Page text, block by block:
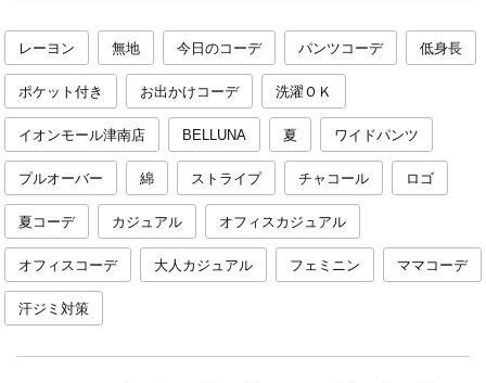
レーヨン 無地 今日のコーデ パンツコーデ 低身長
ポケット付き お出かけコーデ 洗濯ＯＫ
イオンモール津南店 BELLUNA 夏 ワイドパンツ
プルオーバー 綿 ストライプ チャコール ロゴ
夏コーデ カジュアル オフィスカジュアル
オフィスコーデ 大人カジュアル フェミニン ママコーデ
汗ジミ対策